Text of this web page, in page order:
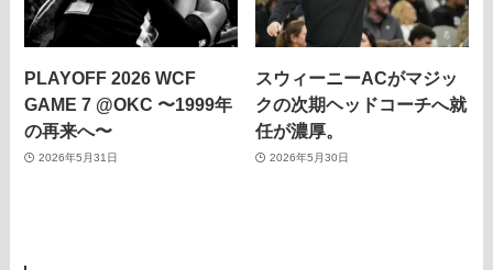
PLAYOFF 2026 WCF
GAME 7 @OKC 〜1999年
の再来へ〜
2026年5月31日
スウィーニーACがマジッ
クの次期ヘッドコーチへ就
任が濃厚。
2026年5月30日